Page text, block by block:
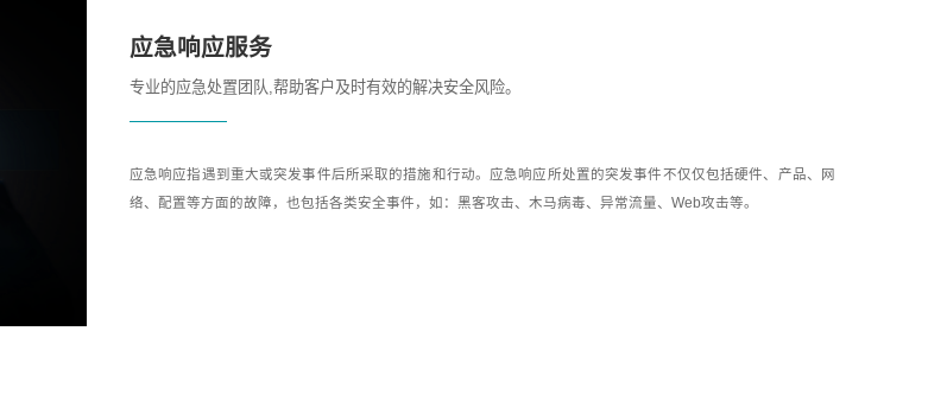
应急响应服务
专业的应急处置团队,帮助客户及时有效的解决安全风险。
应急响应指遇到重大或突发事件后所采取的措施和行动。应急响应所处置的突发事件不仅仅包括硬件、产品、网
络、配置等方面的故障，也包括各类安全事件，如：黑客攻击、木马病毒、异常流量、Web攻击等。